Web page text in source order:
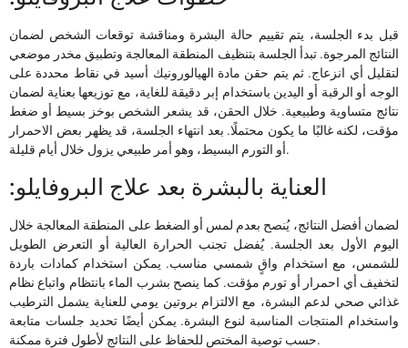
قبل بدء الجلسة، يتم تقييم حالة البشرة ومناقشة توقعات الشخص لضمان
النتائج المرجوة. تبدأ الجلسة بتنظيف المنطقة المعالجة وتطبيق مخدر موضعي
لتقليل أي انزعاج. ثم يتم حقن مادة الهيالورونيك أسيد في نقاط محددة على
الوجه أو الرقبة أو اليدين باستخدام إبر دقيقة للغاية، مع توزيعها بعناية لضمان
نتائج متساوية وطبيعية. خلال الحقن، قد يشعر الشخص بوخز بسيط أو ضغط
مؤقت، لكنه غالبًا ما يكون محتملًا. بعد انتهاء الجلسة، قد يظهر بعض الاحمرار
أو التورم البسيط، وهو أمر طبيعي يزول خلال أيام قليلة.
:العناية بالبشرة بعد علاج البروفايلو
لضمان أفضل النتائج، يُنصح بعدم لمس أو الضغط على المنطقة المعالجة خلال
اليوم الأول بعد الجلسة. يُفضل تجنب الحرارة العالية أو التعرض الطويل
للشمس، مع استخدام واقٍ شمسي مناسب. يمكن استخدام كمادات باردة
لتخفيف أي احمرار أو تورم مؤقت. كما ينصح بشرب الماء بانتظام واتباع نظام
غذائي صحي لدعم البشرة، مع الالتزام بروتين يومي للعناية يشمل الترطيب
واستخدام المنتجات المناسبة لنوع البشرة. يمكن أيضًا تحديد جلسات متابعة
حسب توصية المختص للحفاظ على النتائج لأطول فترة ممكنة.